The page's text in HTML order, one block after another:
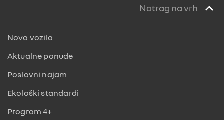
Natrag na vrh
Nova vozila
Aktualne ponude
Poslovni najam
Ekološki standardi
Program 4+